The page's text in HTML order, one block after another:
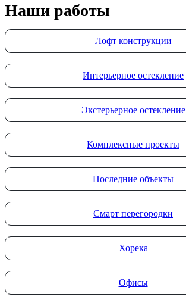
Наши работы
Лофт конструкции
Интерьерное остекление
Экстерьерное остекление
Комплексные проекты
Последние объекты
Смарт перегородки
Хорека
Офисы